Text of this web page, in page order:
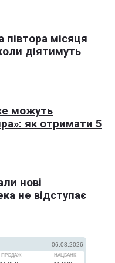
місяця
діятимуть
можуть
як отримати 5
нові
не відступає